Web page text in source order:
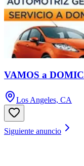
VAMOS a
Los Angeles, CA
Siguiente anuncio